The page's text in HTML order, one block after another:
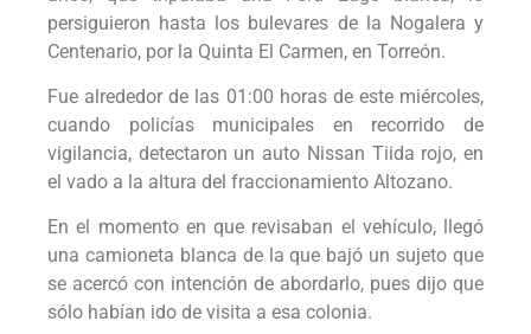
persiguieron hasta los bulevares de la Nogalera y
Centenario, por la Quinta El Carmen, en Torreón.
Fue alrededor de las 01:00 horas de este miércoles,
cuando policías municipales en recorrido de
vigilancia, detectaron un auto Nissan Tiida rojo, en
el vado a la altura del fraccionamiento Altozano.
En el momento en que revisaban el vehículo, llegó
una camioneta blanca de la que bajó un sujeto que
se acercó con intención de abordarlo, pues dijo que
sólo habían ido de visita a esa colonia.